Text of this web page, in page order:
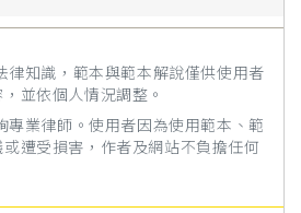
律知識，範本與範本解說僅供使用者
並依個人情況調整。
專業律師。使用者因為使用範本、範
遭受損害，作者及網站不負擔任何